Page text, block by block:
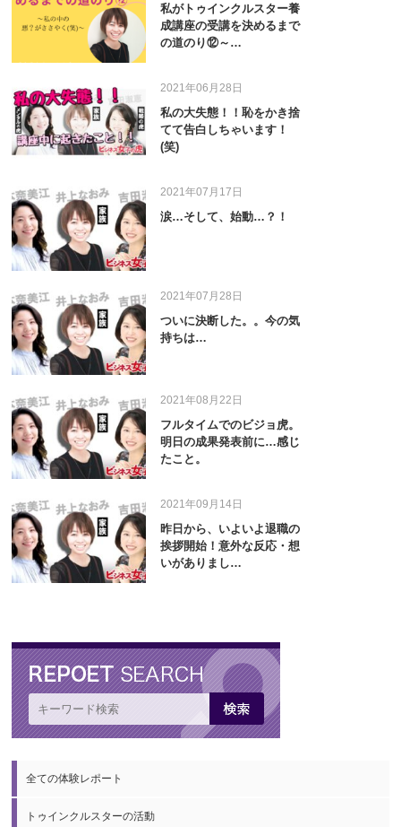
私がトゥインクルスター養
成講座の受講を決めるまで
の道のり⑫～…
2021年06月28日
私の大失態！！恥をかき捨
てて告白しちゃいます！
(笑)
2021年07月17日
涙…そして、始動…？！
2021年07月28日
ついに決断した。。今の気
持ちは…
2021年08月22日
フルタイムでのビジョ虎。
明日の成果発表前に…感じ
たこと。
2021年09月14日
昨日から、いよいよ退職の
挨拶開始！意外な反応・想
いがありまし…
全ての体験レポート
トゥインクルスターの活動